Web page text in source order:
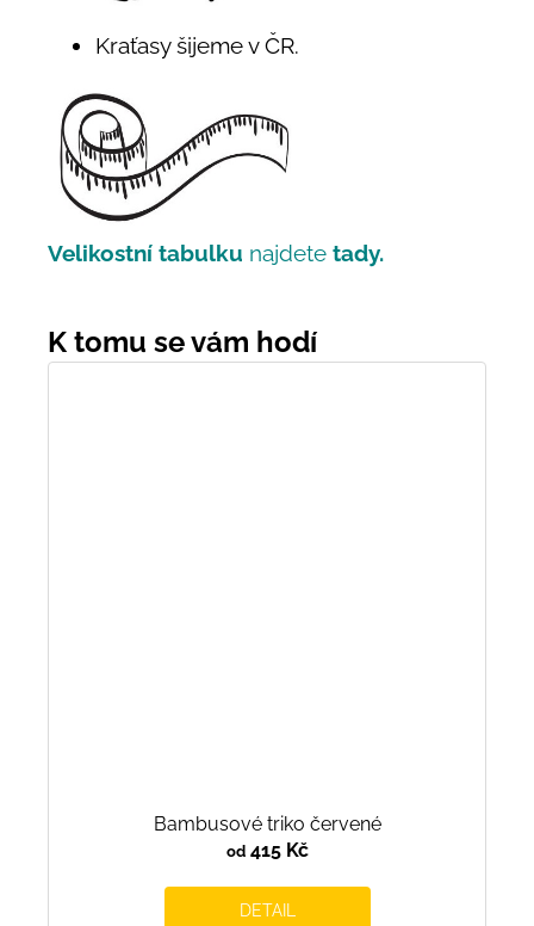
Kraťasy šijeme v ČR.
Velikostní tabulku najdete tady.
Bambusové triko červené
od415 Kč
DETAIL